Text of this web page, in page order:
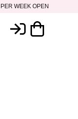
WEEK OPEN